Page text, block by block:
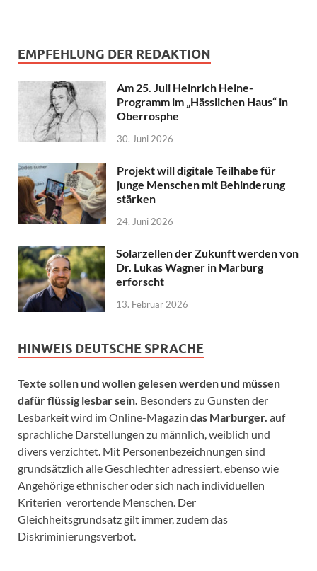
EMPFEHLUNG DER REDAKTION
Am 25. Juli Heinrich Heine-
Programm im „Hässlichen Haus“ in
Oberrosphe
30. Juni 2026
Projekt will digitale Teilhabe für
junge Menschen mit Behinderung
stärken
24. Juni 2026
Solarzellen der Zukunft werden von
Dr. Lukas Wagner in Marburg
erforscht
13. Februar 2026
HINWEIS DEUTSCHE SPRACHE
Texte sollen und wollen gelesen werden und müssen
dafür flüssig lesbar sein. Besonders zu Gunsten der
Lesbarkeit wird im Online-Magazin das Marburger. auf
sprachliche Darstellungen zu männlich, weiblich und
divers verzichtet. Mit Personenbezeichnungen sind
grundsätzlich alle Geschlechter adressiert, ebenso wie
Angehörige ethnischer oder sich nach individuellen
Kriterien verortende Menschen. Der
Gleichheitsgrundsatz gilt immer, zudem das
Diskriminierungsverbot.